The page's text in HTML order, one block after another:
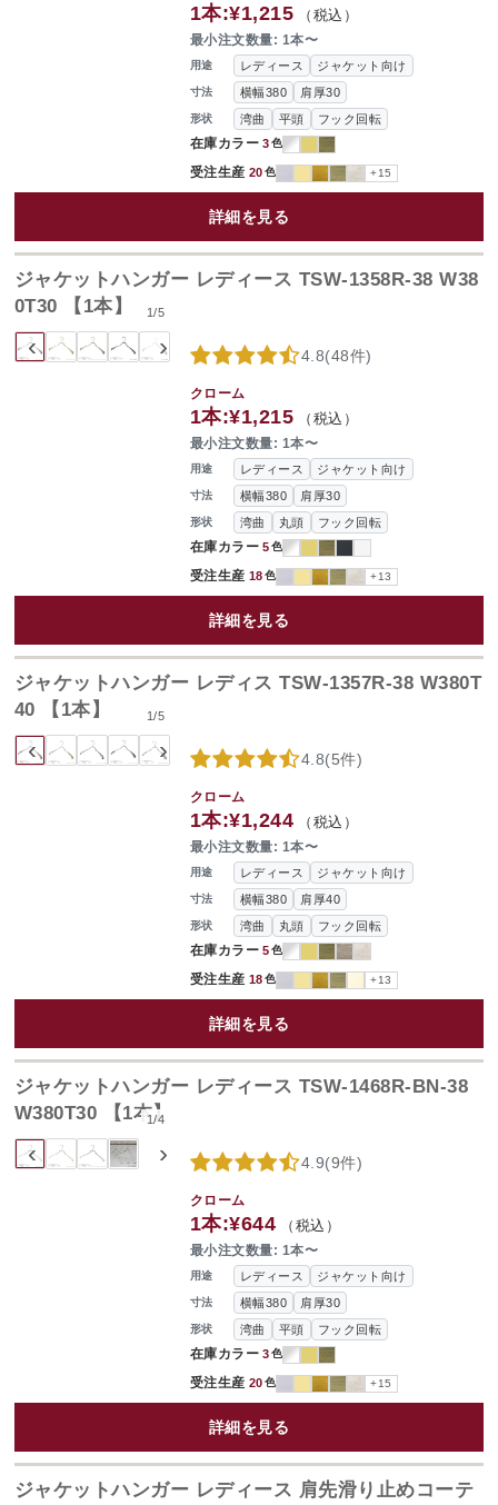
用途 レディース ジャケット向け
寸法 横幅380 肩厚30
形状 湾曲 平頭 フック回転
在庫カラー 3色
受注生産 20色 +15
1本:¥1,215 （税込）
最小注文数量: 1本〜
詳細を見る
‹ ›
1/5
ジャケットハンガー レディース TSW-1358R-38 W38
0T30 【1本】
用途 レディース ジャケット向け
寸法 横幅380 肩厚30
形状 湾曲 丸頭 フック回転
在庫カラー 5色
受注生産 18色 +13
4.8(48件)
クローム
1本:¥1,215 （税込）
最小注文数量: 1本〜
詳細を見る
‹ ›
1/5
ジャケットハンガー レディス TSW-1357R-38 W380T
40 【1本】
用途 レディース ジャケット向け
寸法 横幅380 肩厚40
形状 湾曲 丸頭 フック回転
在庫カラー 5色
受注生産 18色 +13
4.8(5件)
クローム
1本:¥1,244 （税込）
最小注文数量: 1本〜
詳細を見る
‹ ›
1/4
ジャケットハンガー レディース TSW-1468R-BN-38
W380T30 【1本】
用途 レディース ジャケット向け
寸法 横幅380 肩厚30
形状 湾曲 平頭 フック回転
在庫カラー 3色
受注生産 20色 +15
4.9(9件)
クローム
1本:¥644 （税込）
最小注文数量: 1本〜
詳細を見る
ジャケットハンガー レディース 肩先滑り止めコーテ